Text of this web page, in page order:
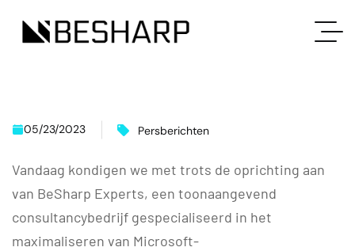
05/23/2023 Persberichten
Vandaag kondigen we met trots de oprichting aan
van BeSharp Experts, een toonaangevend
consultancybedrijf gespecialiseerd in het
maximaliseren van Microsoft-